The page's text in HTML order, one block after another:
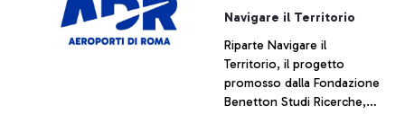
la rete di scuole Tirreno
Eco School di Fiumicino e
Maccarese S.p.A., che
punta alla sensibilizzazione
della cittadinanza verso la
salvaguardia e la cura del
Navigare il Territorio
Riparte Navigare il
Territorio, il progetto
promosso dalla Fondazione
Benetton Studi Ricerche,